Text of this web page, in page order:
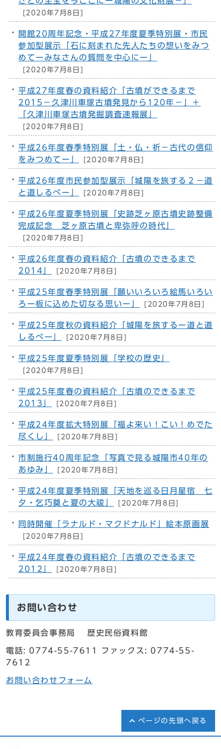
[2020年7月8日]
開館20周年記念・平成27年度夏季特別展・市民
参加型展示「石に刻まれた先人たちの想いをみつ
めてーみなさんの質問を中心にー」
[2020年7月8日]
平成27年度春の資料紹介「古墳ができるまで
2015－久津川車塚古墳発見から120年－」＋
「久津川車塚古墳発掘調査速報展」
[2020年7月8日]
平成26年度春季特別展「土・仏・祈－古代の信仰
をみつめてー」
[2020年7月8日]
平成26年度市民参加型展示「城陽を旅する２－道
と道しるべー」
[2020年7月8日]
平成26年度夏季特別展「史跡芝ヶ原古墳史跡整備
完成記念 芝ヶ原古墳と卑弥呼の時代」
[2020年7月8日]
平成26年度春の資料紹介「古墳のできるまで
2014」
[2020年7月8日]
平成25年度春季特別展「願いいろいろ絵馬いろい
ろー板に込めた切なる思いー」
[2020年7月8日]
平成25年度秋の資料紹介「城陽を旅するー道と道
しるべー」
[2020年7月8日]
平成25年度夏季特別展「学校の歴史」
[2020年7月8日]
平成25年度春の資料紹介「古墳のできるまで
2013」
[2020年7月8日]
平成24年度拡大特別展「福よ来い！こい！めでた
尽くし」
[2020年7月8日]
市制施行40周年記念「写真で見る城陽市40年の
あゆみ」
[2020年7月8日]
平成24年度夏季特別展「天地を巡る日月星宿 七
夕・乞巧奠と夏の大祓」
[2020年7月8日]
同時開催「ラナルド・マクドナルド」絵本原画展
[2020年7月8日]
平成24年度春の資料紹介「古墳のできるまで
2012」
[2020年7月8日]
お問い合わせ
教育委員会事務局 歴史民俗資料館
電話: 0774-55-7611 ファックス: 0774-55-
7612
お問い合わせフォーム
ページの先頭へ戻る